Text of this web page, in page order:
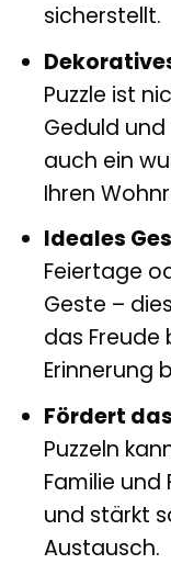
sicherstellt.
Puzzle ist
Geduld und
auch ein
Ihren
Ideales
Feiertage
Geste –
das Freude
Erinnerung
Fördert
Puzzeln
Familie
und stärkt
Austausch.